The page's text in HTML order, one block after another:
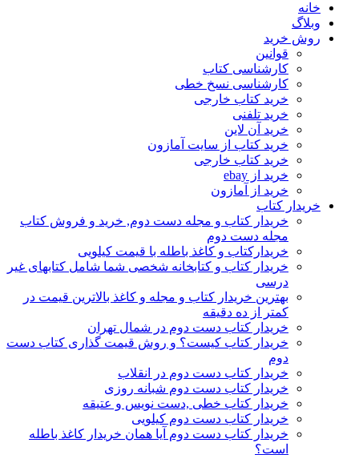
خانه
وبلاگ
روش خرید
قوانین
کارشناسی کتاب
کارشناسی نسخ خطی
خرید کتاب خارجی
خرید تلفنی
خرید آن لاین
خرید کتاب از سایت آمازون
خرید کتاب خارجی
خرید از ebay
خرید از آمازون
خریدار کتاب
خریدار کتاب و مجله دست دوم, خرید و فروش کتاب
مجله دست دوم
خریدارکتاب و کاغذ باطله با قیمت کیلویی
خریدار کتاب و کتابخانه شخصی شما شامل کتابهای غیر
درسی
بهترین خریدار کتاب و مجله و کاغذ بالاترین قیمت در
کمتر از ده دقیقه
خریدار کتاب دست دوم در شمال تهران
خریدار کتاب کیست؟ و روش قیمت گذاری کتاب دست
دوم
خریدار کتاب دست دوم در انقلاب
خریدار کتاب دست دوم شبانه روزی
خریدار کتاب خطی ,دست نویس و عتیقه
خریدار کتاب دست دوم کیلویی
خریدار کتاب دست دوم آیا همان خریدار کاغذ باطله
است؟